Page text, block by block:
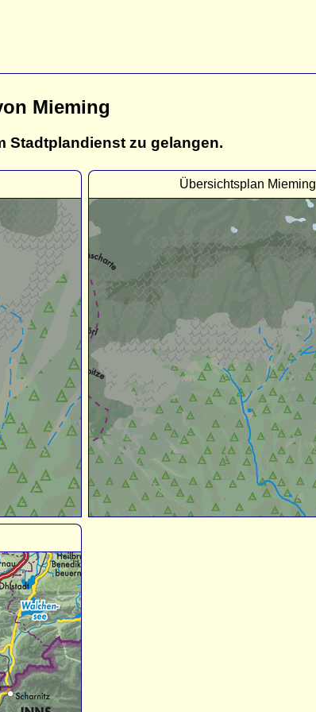
Mieming
Stadtplandienst zu gelangen.
Übersichtsplan Mieming